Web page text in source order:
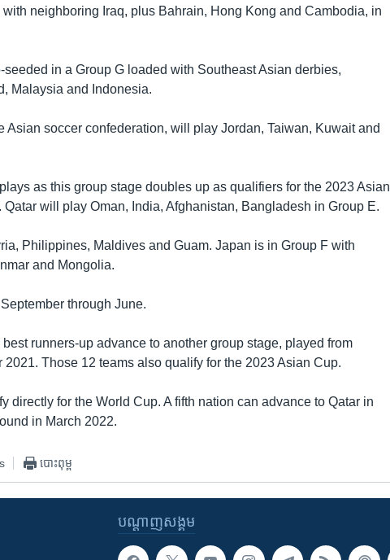
neighboring Iraq, plus Bahrain, Hong Kong and Cambodia, in
in a Group G loaded with Southeast Asian derbies,
Malaysia and Indonesia.
Asian soccer confederation, will play Jordan, Taiwan, Kuwait and
as this group stage doubles up as qualifiers for the 2023 Asian
will play Oman, India, Afghanistan, Bangladesh in Group E.
Philippines, Maldives and Guam. Japan is in Group F with
and Mongolia.
through June.
runners-up advance to another group stage, played from
2021. Those 12 teams also qualify for the 2023 Asian Cup.
directly for the World Cup. A fifth nation can advance to Qatar in
in March 2022.
បោះពុម្ព
បណ្តាញ​សង្គម